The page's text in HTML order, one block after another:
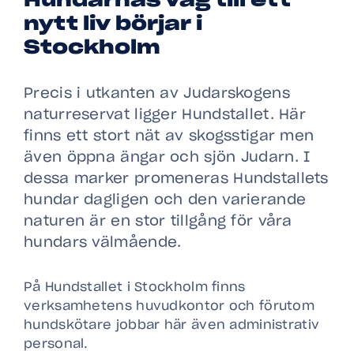
nytt liv börjar i
Stockholm
Precis i utkanten av Judarskogens
naturreservat ligger Hundstallet. Här
finns ett stort nät av skogsstigar men
även öppna ängar och sjön Judarn. I
dessa marker promeneras Hundstallets
hundar dagligen och den varierande
naturen är en stor tillgång för våra
hundars välmående.
På Hundstallet i Stockholm finns
verksamhetens huvudkontor och förutom
hundskötare jobbar här även administrativ
personal.